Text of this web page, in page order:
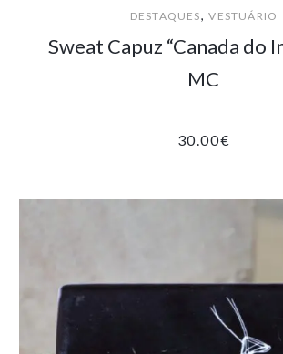
DESTAQUES,VESTUÁRIO
Sweat Capuz “Canada do
MC
30.00€